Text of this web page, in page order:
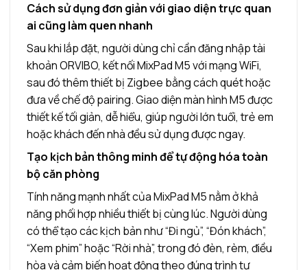
Cách sử dụng đơn giản với giao diện trực quan
ai cũng làm quen nhanh
Sau khi lắp đặt, người dùng chỉ cần đăng nhập tài
khoản ORVIBO, kết nối MixPad M5 với mạng WiFi,
sau đó thêm thiết bị Zigbee bằng cách quét hoặc
đưa về chế độ pairing. Giao diện màn hình M5 được
thiết kế tối giản, dễ hiểu, giúp người lớn tuổi, trẻ em
hoặc khách đến nhà đều sử dụng được ngay.
Tạo kịch bản thông minh để tự động hóa toàn
bộ căn phòng
Tính năng mạnh nhất của MixPad M5 nằm ở khả
năng phối hợp nhiều thiết bị cùng lúc. Người dùng
có thể tạo các kịch bản như “Đi ngủ”, “Đón khách”,
“Xem phim” hoặc “Rời nhà”, trong đó đèn, rèm, điều
hòa và cảm biến hoạt động theo đúng trình tự